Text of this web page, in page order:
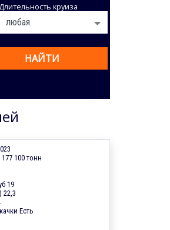
круиза
НАЙТИ
100 тонн
19
22,3
Есть